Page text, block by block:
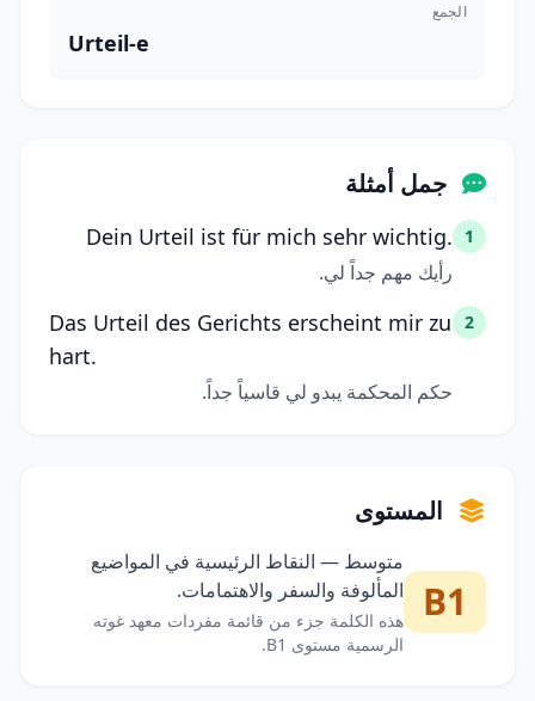
الجمع
Urteil-e
جمل أمثلة
1
Dein Urteil ist für mich sehr wichtig.
رأيك مهم جداً لي.
2
Das Urteil des Gerichts erscheint mir zu
hart.
حكم المحكمة يبدو لي قاسياً جداً.
المستوى
B1
متوسط — النقاط الرئيسية في المواضيع
المألوفة والسفر والاهتمامات.
هذه الكلمة جزء من قائمة مفردات معهد غوته
الرسمية مستوى B1.